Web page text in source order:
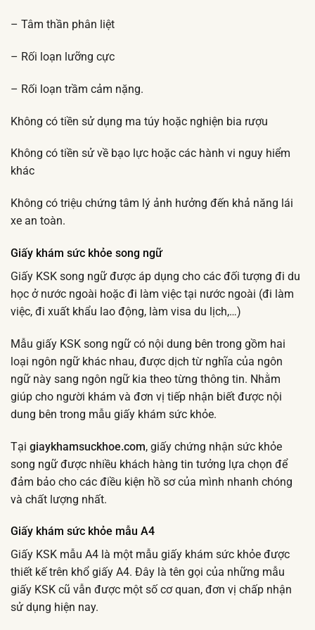
– Tâm thần phân liệt
– Rối loạn lưỡng cực
– Rối loạn trầm cảm nặng.
Không có tiền sử dụng ma túy hoặc nghiện bia rượu
Không có tiền sử về bạo lực hoặc các hành vi nguy hiểm
khác
Không có triệu chứng tâm lý ảnh hưởng đến khả năng lái
xe an toàn.
Giấy khám sức khỏe song ngữ
Giấy KSK song ngữ được áp dụng cho các đối tượng đi du
học ở nước ngoài hoặc đi làm việc tại nước ngoài (đi làm
việc, đi xuất khẩu lao động, làm visa du lịch,…)
Mẫu giấy KSK song ngữ có nội dung bên trong gồm hai
loại ngôn ngữ khác nhau, được dịch từ nghĩa của ngôn
ngữ này sang ngôn ngữ kia theo từng thông tin. Nhằm
giúp cho người khám và đơn vị tiếp nhận biết được nội
dung bên trong mẫu giấy khám sức khỏe.
Tại giaykhamsuckhoe.com, giấy chứng nhận sức khỏe
song ngữ được nhiều khách hàng tin tưởng lựa chọn để
đảm bảo cho các điều kiện hồ sơ của mình nhanh chóng
và chất lượng nhất.
Giấy khám sức khỏe mẫu A4
Giấy KSK mẫu A4 là một mẫu giấy khám sức khỏe được
thiết kế trên khổ giấy A4. Đây là tên gọi của những mẫu
giấy KSK cũ vẫn được một số cơ quan, đơn vị chấp nhận
sử dụng hiện nay.